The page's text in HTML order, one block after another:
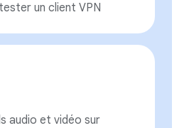
un client VPN
audio et vidéo sur